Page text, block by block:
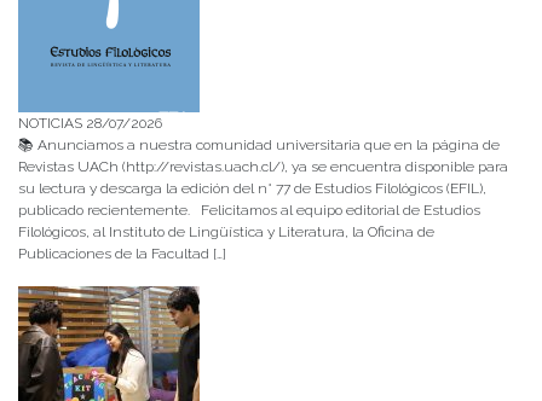
NOTICIAS 28/07/2026
📚 Anunciamos a nuestra comunidad universitaria que en la página de
Revistas UACh (http://revistas.uach.cl/), ya se encuentra disponible para
su lectura y descarga la edición del n° 77 de Estudios Filológicos (EFIL),
publicado recientemente. Felicitamos al equipo editorial de Estudios
Filológicos, al Instituto de Lingüística y Literatura, la Oficina de
Publicaciones de la Facultad […]